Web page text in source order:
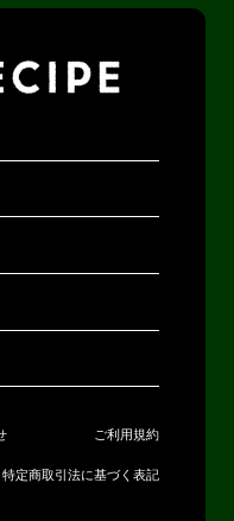
ご利用規約
特定商取引法に基づく表記